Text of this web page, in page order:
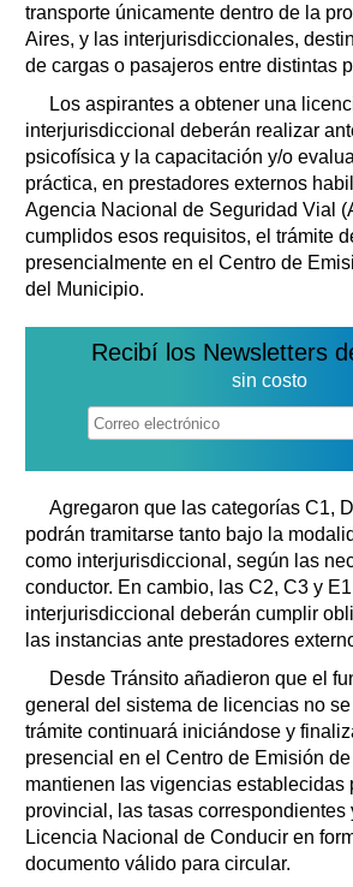
transporte únicamente dentro de la
Aires, y las interjurisdiccionales,
de cargas o pasajeros entre distintas
Los aspirantes a obtener una
interjurisdiccional deberán realizar
psicofísica y la capacitación y/o
práctica, en prestadores externos
Agencia Nacional de Seguridad Vial
cumplidos esos requisitos, el trámite
presencialmente en el Centro de
del Municipio.
Recibí los Newsletters
sin costo
Agregaron que las categorías C1,
podrán tramitarse tanto bajo la
como interjurisdiccional, según las
conductor. En cambio, las C2, C3 y
interjurisdiccional deberán cumplir
las instancias ante prestadores
Desde Tránsito añadieron que el
general del sistema de licencias no se
trámite continuará iniciándose y
presencial en el Centro de Emisión
mantienen las vigencias establecidas
provincial, las tasas correspondientes
Licencia Nacional de Conducir en
documento válido para circular.